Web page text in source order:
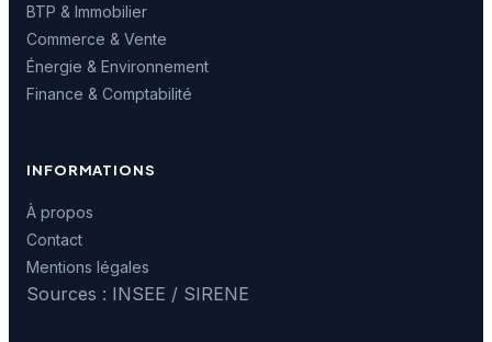
BTP & Immobilier
Commerce & Vente
Énergie & Environnement
Finance & Comptabilité
INFORMATIONS
À propos
Contact
Mentions légales
Sources : INSEE / SIRENE